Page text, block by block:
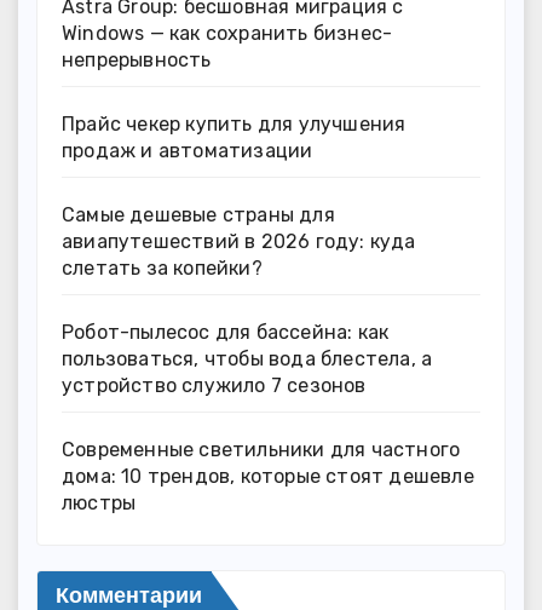
Astra Group: бесшовная миграция с
Windows — как сохранить бизнес-
непрерывность
Прайс чекер купить для улучшения
продаж и автоматизации
Самые дешевые страны для
авиапутешествий в 2026 году: куда
слетать за копейки?
Робот-пылесос для бассейна: как
пользоваться, чтобы вода блестела, а
устройство служило 7 сезонов
Современные светильники для частного
дома: 10 трендов, которые стоят дешевле
люстры
Комментарии